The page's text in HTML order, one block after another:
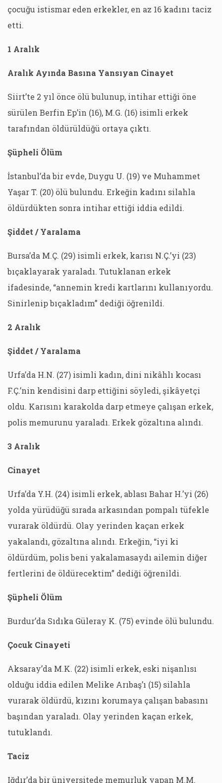
çocuğu istismar eden erkekler, en az 16 kadını taciz
etti.
1 Aralık
Aralık Ayında Basına Yansıyan Cinayet
Siirt’te 2 yıl önce ölü bulunup, intihar ettiği öne
sürülen Berfin Ep’in (16), M.G. (16) isimli erkek
tarafından öldürüldüğü ortaya çıktı.
Şüpheli Ölüm
İstanbul’da bir evde, Duygu U. (19) ve Muhammet
Yaşar T. (20) ölü bulundu. Erkeğin kadını silahla
öldürdükten sonra intihar ettiği iddia edildi.
Şiddet / Yaralama
Bursa’da M.Ç. (29) isimli erkek, karısı N.Ç.’yi (23)
bıçaklayarak yaraladı. Tutuklanan erkek
ifadesinde, “annemin kredi kartlarını kullanıyordu.
Sinirlenip bıçakladım” dediği öğrenildi.
2 Aralık
Şiddet / Yaralama
Urfa’da H.N. (27) isimli kadın, dini nikâhlı kocası
F.Ç.’nin kendisini darp ettiğini söyledi, şikâyetçi
oldu. Karısını karakolda darp etmeye çalışan erkek,
polis memurunu yaraladı. Erkek gözaltına alındı.
3 Aralık
Cinayet
Urfa’da Y.H. (24) isimli erkek, ablası Bahar H.’yi (26)
yolda yürüdüğü sırada arkasından pompalı tüfekle
vurarak öldürdü. Olay yerinden kaçan erkek
yakalandı, gözaltına alındı. Erkeğin, “iyi ki
öldürdüm, polis beni yakalamasaydı ailemin diğer
fertlerini de öldürecektim” dediği öğrenildi.
Şüpheli Ölüm
Burdur’da Sıdıka Güleray K. (75) evinde ölü bulundu.
Çocuk Cinayeti
Aksaray’da M.K. (22) isimli erkek, eski nişanlısı
olduğu iddia edilen Melike Arıbaş’ı (15) silahla
vurarak öldürdü, kızını korumaya çalışan babasını
başından yaraladı. Olay yerinden kaçan erkek,
tutuklandı.
Taciz
Iğdır’da bir üniversitede memurluk yapan M.M.